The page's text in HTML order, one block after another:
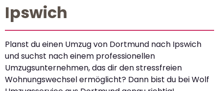
Ipswich
Planst du einen Umzug von Dortmund nach Ipswich
und suchst nach einem professionellen
Umzugsunternehmen, das dir den stressfreien
Wohnungswechsel ermöglicht? Dann bist du bei Wolf